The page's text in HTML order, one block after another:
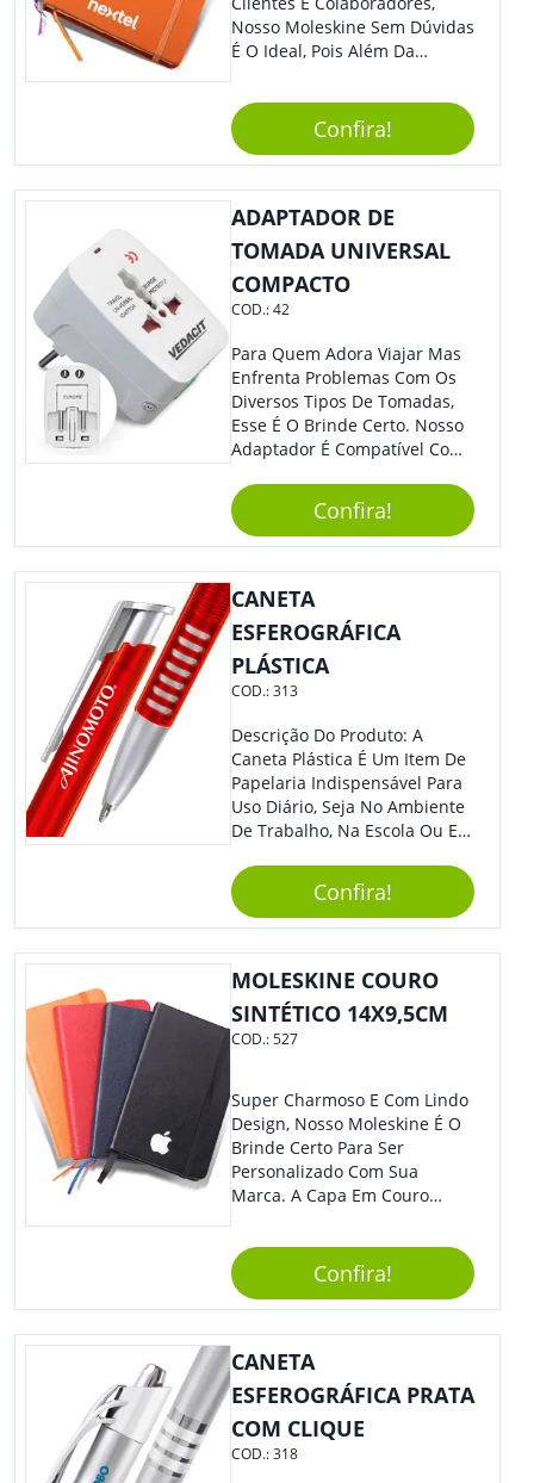
Nosso Moleskine Sem Dúvidas
É O Ideal, Pois Além Da
Utilizado Em Diversos
Momentos Do Dia.
Personalize-O Com Sua Marca
E Tenha Ainda Mais Destaque
Em Feiras De Exposições E
Eventos Corporativos.
Confira!
ADAPTADOR DE
TOMADA UNIVERSAL
COMPACTO
COD.:42
Para Quem Adora Viajar Mas
Enfrenta Problemas Com Os
Diversos Tipos De Tomadas,
Esse É O Brinde Certo. Nosso
Adaptador É Compatível Com
Diferentes Países E Com
Todas As Tensões. Em
Tamanho Compacto, É
Perfeito Para Carregar Na
Bolsa Ou Na Mochila. É A
Praticidade Que Todos
Precisam Em Apenas Um
Item! Demais, Não É?!
Personalize-O Com Sua Marca
Colaboradores. Útil E
Funcional, Com Certeza Todo
Mundo Irá Amar.
Confira!
CANETA
ESFEROGRÁFICA
PLÁSTICA
COD.:313
Descrição Do Produto: A
Caneta Plástica É Um Item De
Papelaria Indispensável Para
Uso Diário, Seja No Ambiente
De Trabalho, Na Escola Ou Em
Resistente, Possui Tinta De
Qualidade Que Garante Uma
Escrita Suave E Sem Borrões.
Benefícios: - Praticidade: Leve
E Compacta, Pode Ser
Facilmente Transportada Em
Bolsas, Mochilas E Estojos. -
Durabilidade: Sua Estrutura
Longa Vida Útil, Evitando
Quebra Ou Danos. - Escrita
Precisa: A Ponta Fina Permite
Uma Escrita Uniforme E
Legível Em Diversos Tipos De
Anotações Rápidas Durante
Reuniões, Aulas Ou Para
Organização Do Dia A Dia. -
Estudos: Perfeita Para
Destacar Informações
Importantes Em Livros,
Cadernos Ou Apostilas. -
Assinaturas: Com Tinta De
Secagem Rápida, É Excelente
Confira!
MOLESKINE COURO
SINTÉTICO 14X9,5CM
COD.:527
Super Charmoso E Com Lindo
Design, Nosso Moleskine É O
Brinde Certo Para Ser
Personalizado Com Sua
Marca. A Capa Em Couro
Elástico Permite Maior
Segurança Ao Carregá-Lo.
Ofereça A Seus Clientes E
Colaboradores, Sem Dúvidas
Eles Irão Adorar.
Confira!
CANETA
ESFEROGRÁFICA PRATA
COM CLIQUE
COD.:318